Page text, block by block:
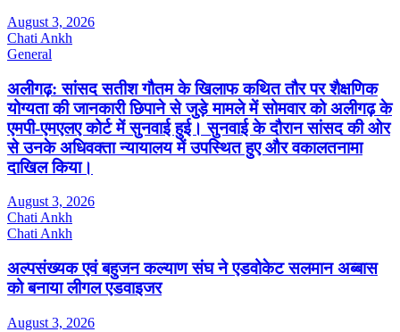
August 3, 2026
Chati Ankh
General
अलीगढ़: सांसद सतीश गौतम के खिलाफ कथित तौर पर शैक्षणिक
योग्यता की जानकारी छिपाने से जुड़े मामले में सोमवार को अलीगढ़ के
एमपी-एमएलए कोर्ट में सुनवाई हुई। सुनवाई के दौरान सांसद की ओर
से उनके अधिवक्ता न्यायालय में उपस्थित हुए और वकालतनामा
दाखिल किया।
August 3, 2026
Chati Ankh
Chati Ankh
अल्पसंख्यक एवं बहुजन कल्याण संघ ने एडवोकेट सलमान अब्बास
को बनाया लीगल एडवाइजर
August 3, 2026